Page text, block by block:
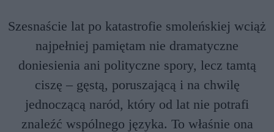
Szesnaście lat po katastrofie smoleńskiej wciąż
najpełniej pamiętam nie dramatyczne
doniesienia ani polityczne spory, lecz tamtą
ciszę – gęstą, poruszającą i na chwilę
jednoczącą naród, który od lat nie potrafi
znaleźć wspólnego języka. To właśnie ona